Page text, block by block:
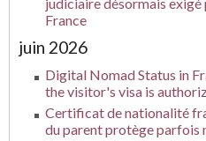
France
juin 2026
Digital Nomad Status in
the visitor's visa is
Certificat de nationalité
du parent protège parfois